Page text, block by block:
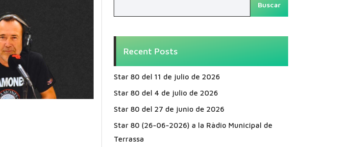
Buscar
Recent Posts
Star 80 del 11 de julio de 2026
Star 80 del 4 de julio de 2026
Star 80 del 27 de junio de 2026
Star 80 (26-06-2026) a la Ràdio Municipal de
Terrassa